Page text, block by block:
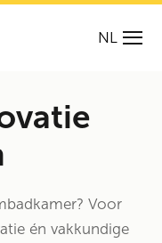
NL
Voor
én vakkundige